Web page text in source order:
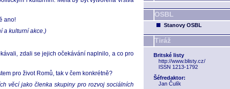
OSBL
Stanovy OSBL
Tiráž
Britské listy
http://www.blisty.cz/
ISSN 1213-1792
Šéfredaktor:
Jan Čulík
ano!
a kulturní akce.)
zdali se jejich očekávání naplnilo, a co pro
pro život Romů, tak v čem konkrétně?
věcí jako členka skupiny pro rozvoj sociálních